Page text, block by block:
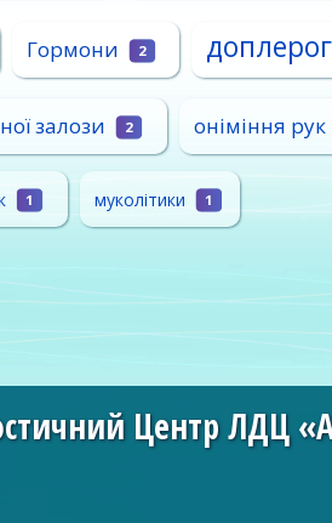
Гормони 2
залози 2 оніміння рук
1 муколітики 1
Центр ЛДЦ